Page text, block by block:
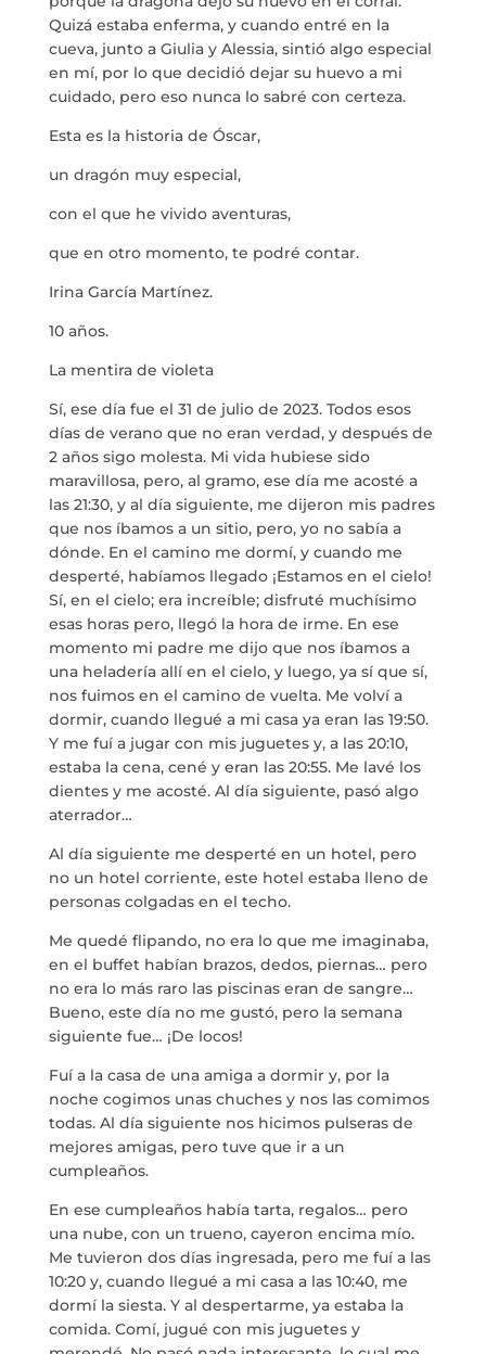
Quizá estaba enferma, y cuando entré en la
cueva, junto a Giulia y Alessia, sintió algo especial
en mí, por lo que decidió dejar su huevo a mi
cuidado, pero eso nunca lo sabré con certeza.
Esta es la historia de Óscar,
un dragón muy especial,
con el que he vivido aventuras,
que en otro momento, te podré contar.
Irina García Martínez.
10 años.
La mentira de violeta
Sí, ese día fue el 31 de julio de 2023. Todos esos
días de verano que no eran verdad, y después de
2 años sigo molesta. Mi vida hubiese sido
maravillosa, pero, al gramo, ese día me acosté a
las 21:30, y al día siguiente, me dijeron mis padres
que nos íbamos a un sitio, pero, yo no sabía a
dónde. En el camino me dormí, y cuando me
desperté, habíamos llegado ¡Estamos en el cielo!
Sí, en el cielo; era increíble; disfruté muchísimo
esas horas pero, llegó la hora de irme. En ese
momento mi padre me dijo que nos íbamos a
una heladería allí en el cielo, y luego, ya sí que sí,
nos fuimos en el camino de vuelta. Me volví a
dormir, cuando llegué a mi casa ya eran las 19:50.
Y me fuí a jugar con mis juguetes y, a las 20:10,
estaba la cena, cené y eran las 20:55. Me lavé los
dientes y me acosté. Al día siguiente, pasó algo
aterrador…
Al día siguiente me desperté en un hotel, pero
no un hotel corriente, este hotel estaba lleno de
personas colgadas en el techo.
Me quedé flipando, no era lo que me imaginaba,
en el buffet habían brazos, dedos, piernas… pero
no era lo más raro las piscinas eran de sangre…
Bueno, este día no me gustó, pero la semana
siguiente fue… ¡De locos!
Fuí a la casa de una amiga a dormir y, por la
noche cogimos unas chuches y nos las comimos
todas. Al día siguiente nos hicimos pulseras de
mejores amigas, pero tuve que ir a un
cumpleaños.
En ese cumpleaños había tarta, regalos… pero
una nube, con un trueno, cayeron encima mío.
Me tuvieron dos días ingresada, pero me fuí a las
10:20 y, cuando llegué a mi casa a las 10:40, me
dormí la siesta. Y al despertarme, ya estaba la
comida. Comí, jugué con mis juguetes y